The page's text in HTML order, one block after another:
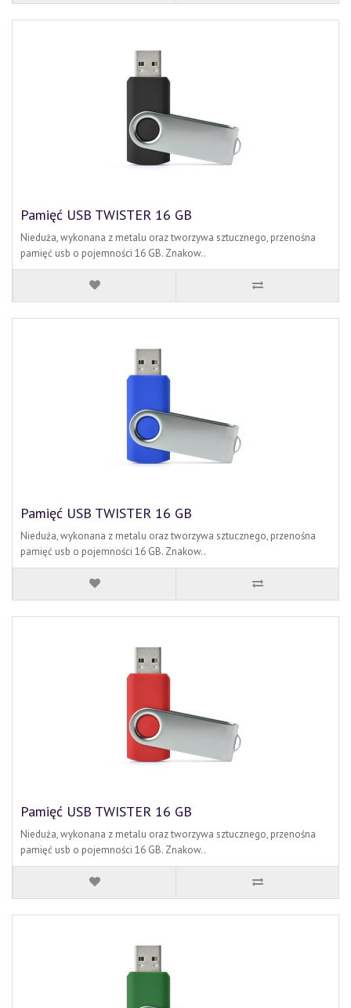
Pamięć USB TWISTER 16 GB
Nieduża, wykonana z metalu oraz tworzywa sztucznego, przenośna
pamięć usb o pojemności 16 GB. Znakow..
Pamięć USB TWISTER 16 GB
Nieduża, wykonana z metalu oraz tworzywa sztucznego, przenośna
pamięć usb o pojemności 16 GB. Znakow..
Pamięć USB TWISTER 16 GB
Nieduża, wykonana z metalu oraz tworzywa sztucznego, przenośna
pamięć usb o pojemności 16 GB. Znakow..